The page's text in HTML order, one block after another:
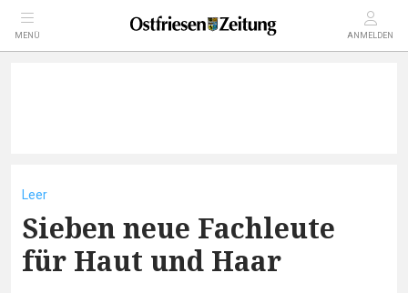
MENÜ ANMELDEN
Leer
Sieben neue Fachleute
für Haut und Haar